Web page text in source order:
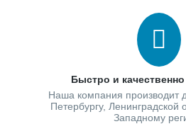
Быстро и
Наша компания производит
Петербургу, Ленинградской
Западному